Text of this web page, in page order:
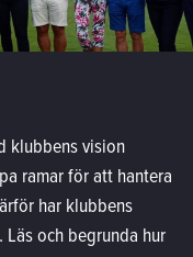
klubbens vision
ramar för att hantera
har klubbens
och begrunda hur